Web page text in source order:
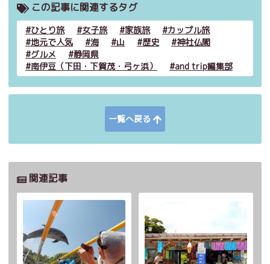
この記事に関連するタグ
ひとり旅 女子旅 家族旅
カップル旅
地元で人気
海 山 歴史
神社仏閣
グルメ
静岡県
南伊豆（下田・下賀茂・弓ヶ浜）
and trip編集部
一覧へ戻る
関連記事